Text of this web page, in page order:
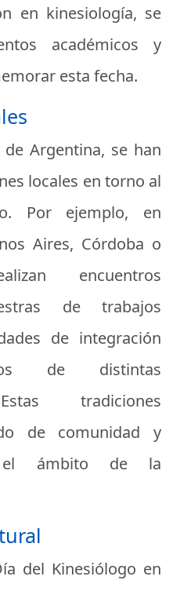
en kinesiología, se
académicos y
esta fecha.
Argentina, se han
locales en torno al
Por ejemplo, en
Aires, Córdoba o
encuentros
de trabajos
de integración
de distintas
tradiciones
de comunidad y
el ámbito de la
del Kinesiólogo en